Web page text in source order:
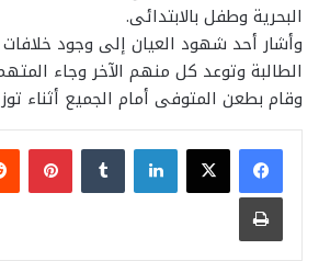
البحرية وطفل بالابتدائى.
وأشار أحد شهود العيان إلى وجود خلافات
الطالبة وتوعد كل منهم الآخر وجاء
وقام بطعن المتوفى أمام الجميع أثناء
لينكدإن
طباعة